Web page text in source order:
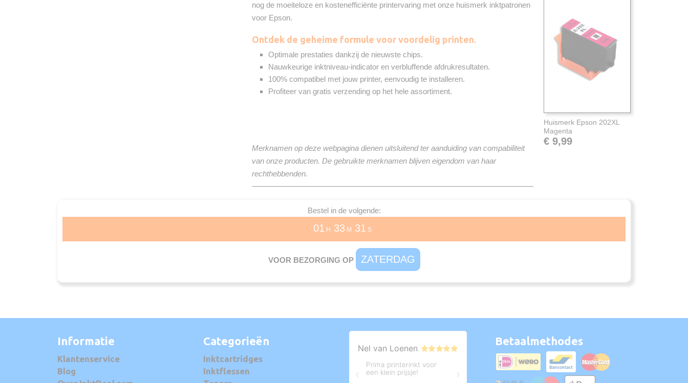
nog de moeiteloze en kostenefficiënte printervaring met onze huismerk inktpatronen
voor Epson.
Ontdek de geheime formule voor voordelig printen.
Optimale prestaties dankzij de nieuwste chips.
Nauwkeurige inktniveau-indicator en verbluffende afdrukresultaten.
100% compatibel met jouw printer, eenvoudig te installeren.
Profiteer van gratis verzending op het hele assortiment.
Merknamen op deze webpagina dienen uitsluitend ter aanduiding van compabiliteit
van onze producten. De gebruikte merknamen blijven eigendom van haar
rechthebbenden.
Huismerk Epson 202XL
Magenta
€ 9,99
Bestel in de volgende:
01 H 33 M 30 S
VOOR BEZORGING OP ZATERDAG
Informatie
Klantenservice
Blog
Categorieën
Inktcartridges
Inktflessen
Betaalmethodes